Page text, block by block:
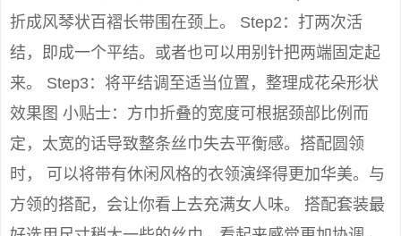
折成风琴状百褶长带围在颈上。 Step2：打两次活
结，即成一个平结。或者也可以用别针把两端固定起
来。 Step3：将平结调至适当位置，整理成花朵形状
效果图 小贴士：方巾折叠的宽度可根据颈部比例而
定，太宽的话导致整条丝巾失去平衡感。搭配圆领
时， 可以将带有休闲风格的衣领演绎得更加华美。与
方领的搭配，会让你看上去充满女人味。 搭配套装最